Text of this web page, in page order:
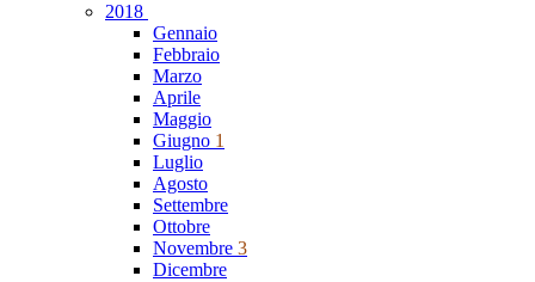
2018
Gennaio
Febbraio
Marzo
Aprile
Maggio
Giugno 1
Luglio
Agosto
Settembre
Ottobre
Novembre 3
Dicembre